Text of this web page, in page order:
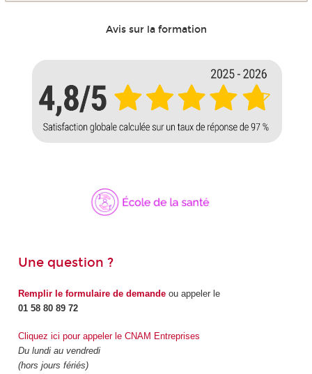
Avis sur la formation
Une question ?
Remplir le formulaire de demandeou appeler le
01 58 80 89 72
Cliquez ici pour appeler le CNAM Entreprises
Du lundi au vendredi
(hors jours fériés)